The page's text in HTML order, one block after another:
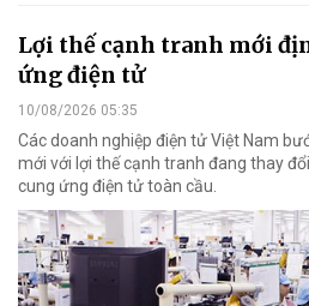
Lợi thế cạnh tranh mới
ứng điện tử
10/08/2026 05:35
Các doanh nghiệp điện tử Việt Nam
mới với lợi thế cạnh tranh đang thay
cung ứng điện tử toàn cầu.